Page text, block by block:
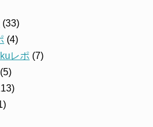
(33)
(4)
レポ (7)
(5)